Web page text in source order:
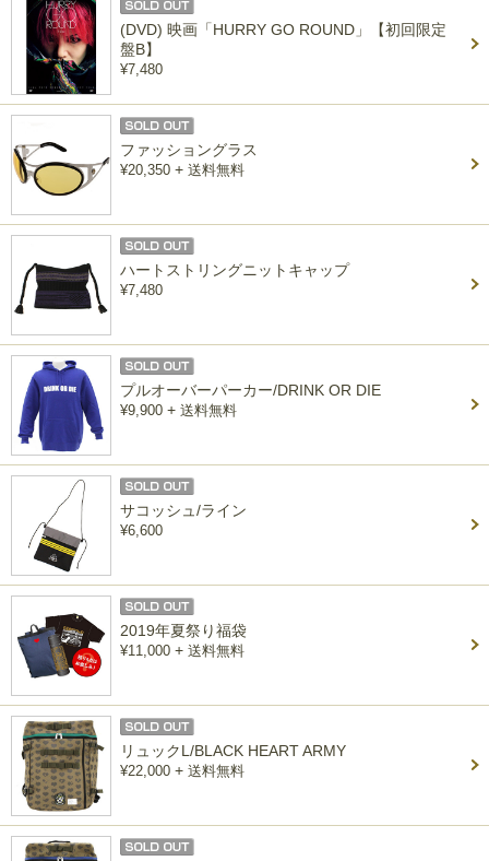
(DVD) 映画「HURRY GO ROUND」【初回限定
盤B】
¥7,480
ファッショングラス
¥20,350 + 送料無料
ハートストリングニットキャップ
¥7,480
プルオーバーパーカー/DRINK OR DIE
¥9,900 + 送料無料
サコッシュ/ライン
¥6,600
2019年夏祭り福袋
¥11,000 + 送料無料
リュックL/BLACK HEART ARMY
¥22,000 + 送料無料